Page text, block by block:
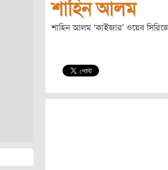
শাহিন আলম
শাহিন আলম ‘কাইজার’ ওয়েব